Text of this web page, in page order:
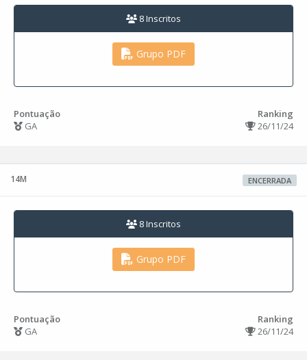
8 Inscritos
Grupo PDF
Pontuação
GA
Ranking
26/11/24
ENCERRADA
14M
8 Inscritos
Grupo PDF
Pontuação
GA
Ranking
26/11/24